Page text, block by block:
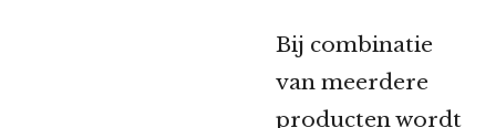
Bij combinatie
van meerdere
producten wordt